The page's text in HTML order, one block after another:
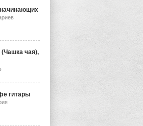
чая),
гитары